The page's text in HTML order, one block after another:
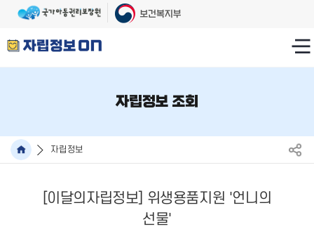
자립정보 조회
자립정보
[이달의자립정보] 위생용품지원 '언니의
선물'